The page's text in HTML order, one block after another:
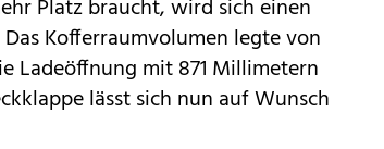
Platz braucht, wird sich einen
Kofferraumvolumen legte von
Ladeöffnung mit 871 Millimetern
lässt sich nun auf Wunsch